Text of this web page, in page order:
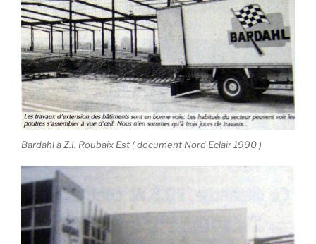
Bardahl à Z.I. Roubaix Est ( document Nord Eclair 1990 )